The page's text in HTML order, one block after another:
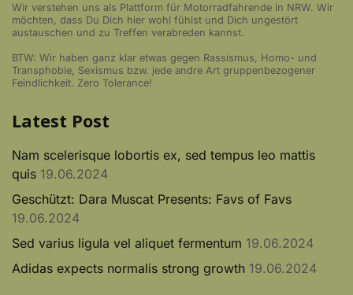
Wir verstehen uns als Plattform für Motorradfahrende in NRW. Wir
möchten, dass Du Dich hier wohl fühlst und Dich ungestört
austauschen und zu Treffen verabreden kannst.
BTW: Wir haben ganz klar etwas gegen Rassismus, Homo- und
Transphobie, Sexismus bzw. jede andre Art gruppenbezogener
Feindlichkeit. Zero Tolerance!
Latest Post
Nam scelerisque lobortis ex, sed tempus leo mattis
quis 19.06.2024
Geschützt: Dara Muscat Presents: Favs of Favs
19.06.2024
Sed varius ligula vel aliquet fermentum 19.06.2024
Adidas expects normalis strong growth 19.06.2024